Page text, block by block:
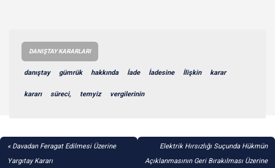
DANIŞTAY KARARLARI
danıştay gümrük hakkında İade İadesine İlişkin karar
kararı süreci, temyiz vergilerinin
YAZI
Davadan Feragat Edilmesi Üzerine
Yargıtay Kararı
Elektrik Hırsızlığı Suçunda Hükmün
Açıklanmasının Geri Bırakılması Üzerine